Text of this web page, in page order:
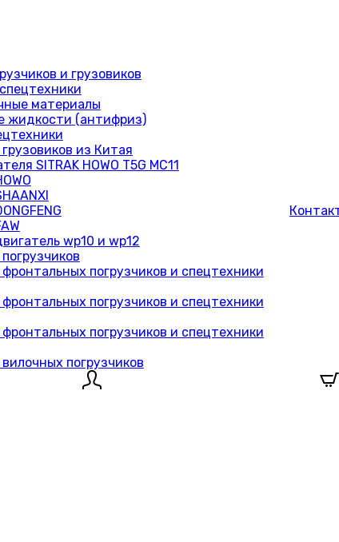
и грузовиков
материалы
жидкости (антифриз)
из Китая
SITRAK HOWO T5G MC11
wp10 и wp12
погрузчиков и спецтехники
погрузчиков и спецтехники
погрузчиков и спецтехники
погрузчиков